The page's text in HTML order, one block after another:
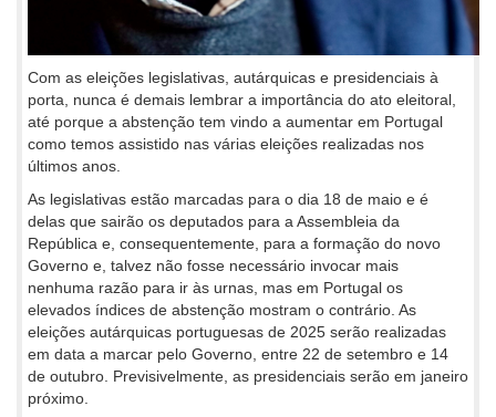
Com as eleições legislativas, autárquicas e presidenciais à
porta, nunca é demais lembrar a importância do ato eleitoral,
até porque a abstenção tem vindo a aumentar em Portugal
como temos assistido nas várias eleições realizadas nos
últimos anos.
As legislativas estão marcadas para o dia 18 de maio e é
delas que sairão os deputados para a Assembleia da
República e, consequentemente, para a formação do novo
Governo e, talvez não fosse necessário invocar mais
nenhuma razão para ir às urnas, mas em Portugal os
elevados índices de abstenção mostram o contrário. As
eleições autárquicas portuguesas de 2025 serão realizadas
em data a marcar pelo Governo, entre 22 de setembro e 14
de outubro. Previsivelmente, as presidenciais serão em janeiro
próximo.